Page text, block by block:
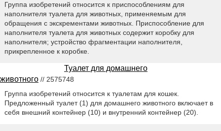
Группа изобретений относится к приспособлениям для
наполнителя туалета для животных, применяемым для
обращения с экскрементами животных. Приспособление для
наполнителя туалета для животных содержит коробку для
наполнителя; устройство фрагментации наполнителя,
прикрепленное к коробке.
Туалет для домашнего
животного // 2575748
Группа изобретений относится к туалетам для кошек.
Предложенный туалет (1) для домашнего животного включает в
себя внешний контейнер (10) и внутренний контейнер (20).